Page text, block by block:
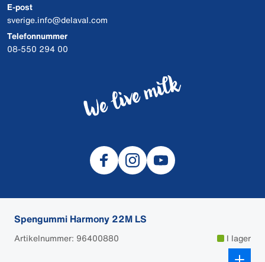
Spengummi Harmony 22M LS
Artikelnummer: 96400880 I lager
E-post
sverige.info@delaval.com
Telefonnummer
08-550 294 00
© 2026 DeLaval
Cookies